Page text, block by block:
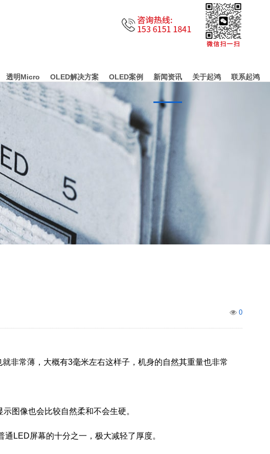
透明Micro OLED解决方案 OLED案例 新闻资讯 关于起鸿 联系起鸿
0
非常薄，大概有3毫米左右这样子，机身的自然其重量也非常
图像也会比较自然柔和不会生硬。
LED屏幕的十分之一，极大减轻了厚度。